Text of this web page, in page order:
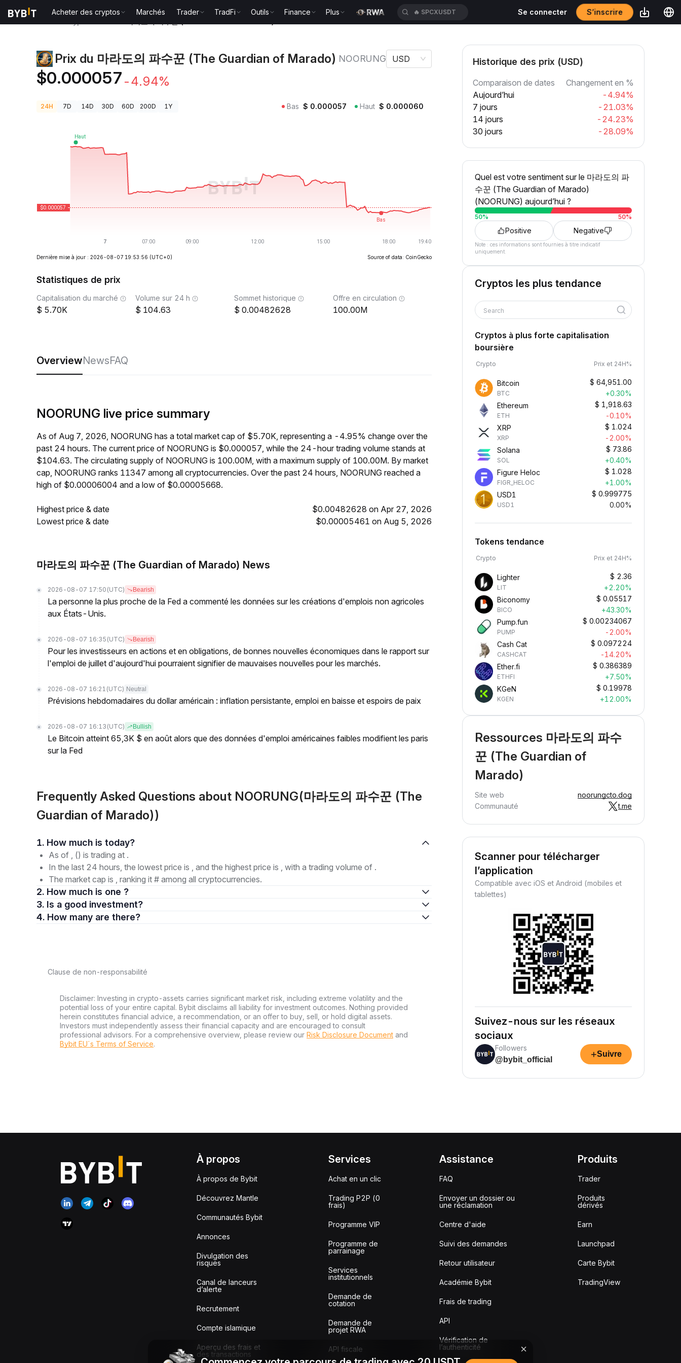
Acheter des cryptos Marchés Trader TradFi Outils Finance Plus 🔥 SPCXUSDT Se connecter S’inscrire
Prix du 마라도의 파수꾼 (The Guardian of Marado) NOORUNG
$0.000057 -4.94%
USD
24H 7D 14D 30D 60D 200D 1Y Bas $ 0.000057 Haut $ 0.000060
Dernière mise à jour : 2026-08-07 19:53:56 (UTC+0) Source of data: CoinGecko
Statistiques de prix
Capitalisation du marché
5.70K
Volume sur 24 h
104.63
Sommet historique
0.00482628
Offre en circulation
100.00M
OverviewNewsFAQ
NOORUNG live price summary
As of Aug 7, 2026, NOORUNG has a total market cap of $5.70K, representing a -4.95% change over the
past 24 hours. The current price of NOORUNG is $0.000057, while the 24-hour trading volume stands at
$104.63. The circulating supply of NOORUNG is 100.00M, with a maximum supply of 100.00M. By market
cap, NOORUNG ranks 11347 among all cryptocurrencies. Over the past 24 hours, NOORUNG reached a
high of $0.00006004 and a low of $0.00005668.
Highest price & date
$0.00482628 on Apr 27, 2026
Lowest price & date
$0.00005461 on Aug 5, 2026
마라도의 파수꾼 (The Guardian of Marado) News
2026-08-07 17:50 (UTC) Bearish
La personne la plus proche de la Fed a commenté les données sur les créations d'emplois non agricoles
aux États-Unis.
2026-08-07 16:35 (UTC) Bearish
Pour les investisseurs en actions et en obligations, de bonnes nouvelles économiques dans le rapport sur
l'emploi de juillet d'aujourd'hui pourraient signifier de mauvaises nouvelles pour les marchés.
2026-08-07 16:21 (UTC) Neutral
Prévisions hebdomadaires du dollar américain : inflation persistante, emploi en baisse et espoirs de paix
2026-08-07 16:13 (UTC) Bullish
Le Bitcoin atteint 65,3K $ en août alors que des données d'emploi américaines faibles modifient les paris
sur la Fed
Frequently Asked Questions about NOORUNG(마라도의 파수꾼 (The
Guardian of Marado))
1. How much is today?
As of , () is trading at .
In the last 24 hours, the lowest price is , and the highest price is , with a trading volume of .
The market cap is , ranking it # among all cryptocurrencies.
2. How much is one ?
3. Is a good investment?
4. How many are there?
Clause de non-responsabilité
Disclaimer: Investing in crypto-assets carries significant market risk, including extreme volatility and the
potential loss of your entire capital. Bybit disclaims all liability for investment outcomes. Nothing provided
herein constitutes financial advice, a recommendation, or an offer to buy, sell, or hold digital assets.
Investors must independently assess their financial capacity and are encouraged to consult
professional advisors. For a comprehensive overview, please review our Risk Disclosure Document and
Bybit EU´s Terms of Service.
Historique des prix (USD)
Comparaison de dates
Changement en %
Aujourd’hui
-4.94%
7 jours
-21.03%
14 jours
-24.23%
30 jours
-28.09%
Quel est votre sentiment sur le 마라도의 파
수꾼 (The Guardian of Marado)
(NOORUNG) aujourd’hui ?
50% 50%
Positive Negative
Note : ces informations sont fournies à titre indicatif
uniquement.
Cryptos les plus tendance
Search
Cryptos à plus forte capitalisation
boursière
Crypto Prix et 24H%
Bitcoin
BTC
$ 64,951.00
+0.30%
Ethereum
ETH
$ 1,918.63
-0.10%
XRP
XRP
$ 1.024
-2.00%
Solana
SOL
$ 73.86
+0.40%
Figure Heloc
FIGR_HELOC
$ 1.028
+1.00%
USD1
USD1
$ 0.999775
0.00%
Tokens tendance
Crypto Prix et 24H%
Lighter
LIT
$ 2.36
+2.20%
Biconomy
BICO
$ 0.05517
+43.30%
Pump.fun
PUMP
$ 0.00234067
-2.00%
Cash Cat
CASHCAT
$ 0.097224
-14.20%
Ether.fi
ETHFI
$ 0.386389
+7.50%
KGeN
KGEN
$ 0.19978
+12.00%
Ressources 마라도의 파수
꾼 (The Guardian of
Marado)
Site web
noorungcto.dog
Communauté
t.me
Scanner pour télécharger
l’application
Compatible avec iOS et Android (mobiles et
tablettes)
Suivez-nous sur les réseaux
sociaux
Followers
@bybit_official
+Suivre
À propos
À propos de Bybit
Découvrez Mantle
Communautés Bybit
Annonces
Divulgation des
risques
Canal de lanceurs
d’alerte
Recrutement
Compte islamique
Aperçu des frais et
des transactions
Services
Achat en un clic
Trading P2P (0
frais)
Programme VIP
Programme de
parrainage
Services
institutionnels
Demande de
cotation
Demande de
projet RWA
API fiscale
Assistance
FAQ
Envoyer un dossier ou
une réclamation
Centre d'aide
Suivi des demandes
Retour utilisateur
Académie Bybit
Frais de trading
API
Vérification de
l’authenticité
Produits
Trader
Produits
dérivés
Earn
Launchpad
Carte Bybit
TradingView